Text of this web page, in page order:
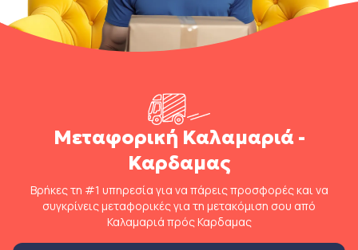
Μεταφορική Καλαμαριά -
Καρδαμας
Βρήκες τη #1 υπηρεσία για να πάρεις προσφορές και να
συγκρίνεις μεταφορικές για τη μετακόμιση σου από
Καλαμαριά πρός Καρδαμας